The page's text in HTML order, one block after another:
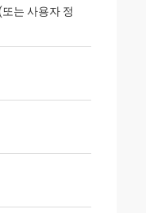
는 사용자 정